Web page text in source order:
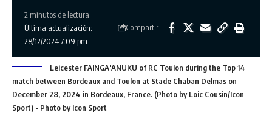
Última actualización:
28/12/2024 7:09 pm
2 minutos de lectura
Compartir
Leicester FAINGA'ANUKU of RC Toulon during the Top 14
match between Bordeaux and Toulon at Stade Chaban Delmas on
December 28, 2024 in Bordeaux, France. (Photo by Loic Cousin/Icon
Sport) - Photo by Icon Sport